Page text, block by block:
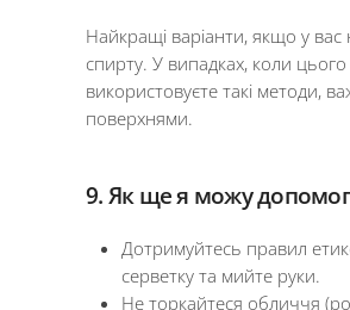
Найкращі варіанти, якщо у
спирту. У випадках, коли
використовуєте такі методи,
поверхнями.
9. Як ще я можу
Дотримуйтесь правил
серветку та мийте руки.
Не торкайтеся обличчя